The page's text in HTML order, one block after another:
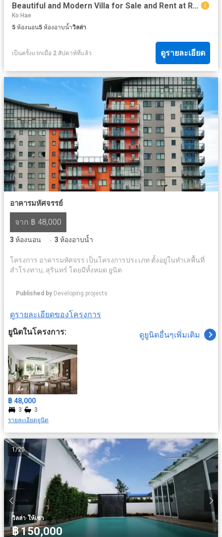
Beautiful and Modern Villa for Sale and Rent at Rawai, Phuket
Ko Hae
5 ห้องนอน5 ห้องอาบน้ำวิลล่า
เป็นครั้งแรกเมื่อ 2 สัปดาห์ที่แล้ว ดูรายละเอียด
อาคารมหัศจรรย์
จาก ฿ 48,000
3 ห้องนอน · 3 ห้องอาบน้ำ
โครงการ อาคารมหัศจรร เป็นโครงการประเภท ตั้งอยู่ในทำเลพื้นที่
สำโรงทาบ, สุรินทร์ โดยมีทั้งหมด ยูนิต
Published by Developing projects
ดูรายละเอียดของโครงการ
ยูนิตในโครงการ:
ดูยูนิตอื่นๆเพิ่มเติม
฿ 48,000
3
3
รายละเอียดยูนิต
1/20
วิลล่า·ให้เช่า
฿ 150,000